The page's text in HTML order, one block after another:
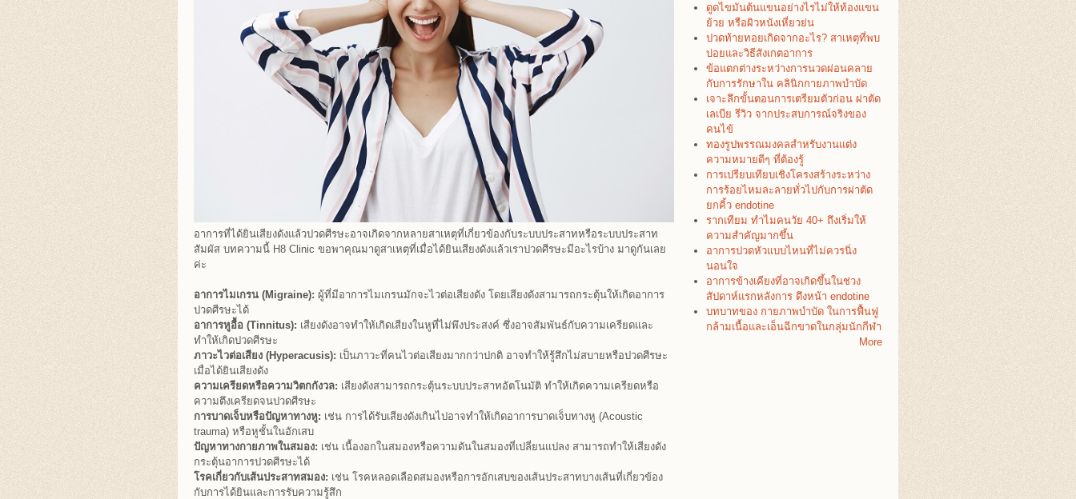
อาการที่ได้ยินเสียงดังแล้วปวดศีรษะอาจเกิดจากหลายสาเหตุที่เกี่ยวข้องกับระบบประสาทหรือระบบประสาท
สัมผัส บทความนี้ H8 Clinic ขอพาคุณมาดูสาเหตุที่เมื่อได้ยินเสียงดังแล้วเราปวดศีรษะมีอะไรบ้าง มาดูกันเลย
ค่ะ
อาการไมเกรน (Migraine): ผู้ที่มีอาการไมเกรนมักจะไวต่อเสียงดัง โดยเสียงดังสามารถกระตุ้นให้เกิดอาการ
ปวดศีรษะได้
อาการหูอื้อ (Tinnitus): เสียงดังอาจทำให้เกิดเสียงในหูที่ไม่พึงประสงค์ ซึ่งอาจสัมพันธ์กับความเครียดและ
ทำให้เกิดปวดศีรษะ
ภาวะไวต่อเสียง (Hyperacusis): เป็นภาวะที่คนไวต่อเสียงมากกว่าปกติ อาจทำให้รู้สึกไม่สบายหรือปวดศีรษะ
เมื่อได้ยินเสียงดัง
ความเครียดหรือความวิตกกังวล: เสียงดังสามารถกระตุ้นระบบประสาทอัตโนมัติ ทำให้เกิดความเครียดหรือ
ความตึงเครียดจนปวดศีรษะ
การบาดเจ็บหรือปัญหาทางหู: เช่น การได้รับเสียงดังเกินไปอาจทำให้เกิดอาการบาดเจ็บทางหู (Acoustic
trauma) หรือหูชั้นในอักเสบ
ปัญหาทางกายภาพในสมอง: เช่น เนื้องอกในสมองหรือความดันในสมองที่เปลี่ยนแปลง สามารถทำให้เสียงดัง
กระตุ้นอาการปวดศีรษะได้
โรคเกี่ยวกับเส้นประสาทสมอง: เช่น โรคหลอดเลือดสมองหรือการอักเสบของเส้นประสาทบางเส้นที่เกี่ยวข้อง
กับการได้ยินและการรับความรู้สึก
ดูดไขมันต้นแขนอย่างไรไม่ให้ท้องแขน
ย้วย หรือผิวหนังเหี่ยวย่น
ปวดท้ายทอยเกิดจากอะไร? สาเหตุที่พบ
บ่อยและวิธีสังเกตอาการ
ข้อแตกต่างระหว่างการนวดผ่อนคลาย
กับการรักษาใน คลินิกกายภาพบำบัด
เจาะลึกขั้นตอนการเตรียมตัวก่อน ผ่าตัด
เลเบีย รีวิว จากประสบการณ์จริงของ
คนไข้
ทองรูปพรรณมงคลสำหรับงานแต่ง
ความหมายดีๆ ที่ต้องรู้
การเปรียบเทียบเชิงโครงสร้างระหว่าง
การร้อยไหมละลายทั่วไปกับการผ่าตัด
ยกคิ้ว endotine
รากเทียม ทำไมคนวัย 40+ ถึงเริ่มให้
ความสำคัญมากขึ้น
อาการปวดหัวแบบไหนที่ไม่ควรนิ่ง
นอนใจ
อาการข้างเคียงที่อาจเกิดขึ้นในช่วง
สัปดาห์แรกหลังการ ดึงหน้า endotine
บทบาทของ กายภาพบำบัด ในการฟื้นฟู
กล้ามเนื้อและเอ็นฉีกขาดในกลุ่มนักกีฬา
More